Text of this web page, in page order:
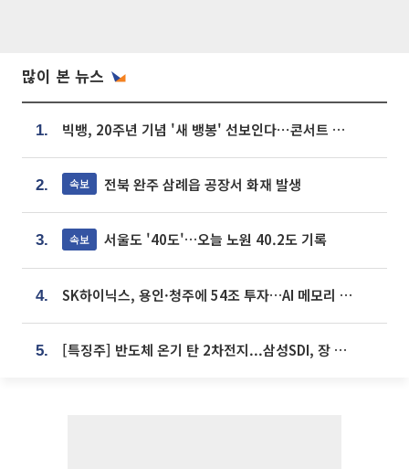
많이 본 뉴스
1. 빅뱅, 20주년 기념 '새 뱅봉' 선보인다⋯콘서트 앞두고 팝업 개최
2. 속보 전북 완주 삼례읍 공장서 화재 발생
3. 속보 서울도 '40도'…오늘 노원 40.2도 기록
4. SK하이닉스, 용인·청주에 54조 투자…AI 메모리 생산기지 키운다
5. [특징주] 반도체 온기 탄 2차전지...삼성SDI, 장 초반 7% 넘게 껑충